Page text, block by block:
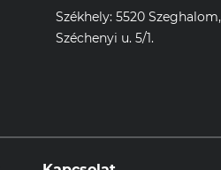
Székhely: 5520 Szeghalom,
Széchenyi u. 5/1.